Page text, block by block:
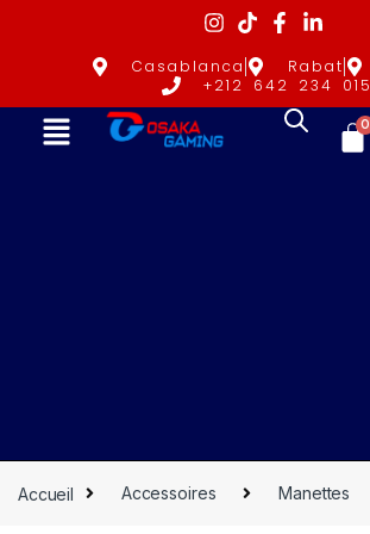
Casablanca Rabat
+212 642 234 015
0
Accueil Accessoires Manettes